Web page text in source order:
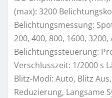
(max): 3200
Belichtungsmessung:
200, 400, 800, 1600, 3200,
Belichtungssteuerung:
Verschlusszeit: 1/2000 s
Blitz-Modi: Auto, Blitz
Reduzierung, Langsame